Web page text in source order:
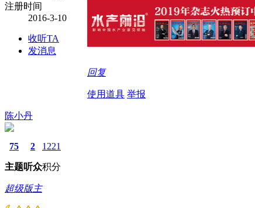
注册时间
2016-3-10
收听TA
发消息
回复
使用道具 举报
陈小丹
75
主题
2
听众
1221
积分
超级版主